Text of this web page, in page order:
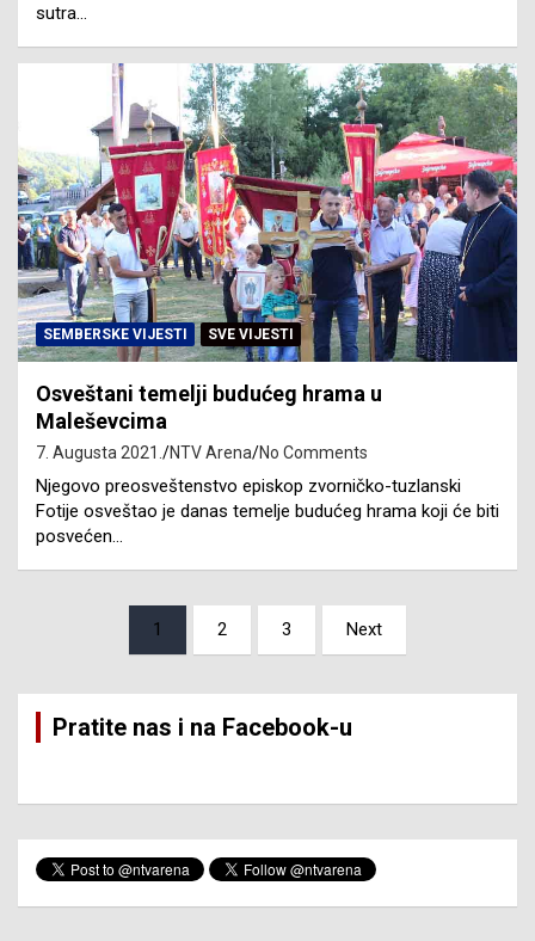
sutra…
SEMBERSKE VIJESTI SVE VIJESTI
Osveštani temelji budućeg hrama u
Maleševcima
7. Augusta 2021. NTV Arena No Comments
Njegovo preosveštenstvo episkop zvorničko-tuzlanski
Fotije osveštao je danas temelje budućeg hrama koji će biti
posvećen…
pagination
1 2 3 Next
Pratite nas i na Facebook-u